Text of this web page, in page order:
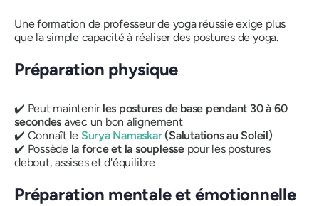
Une formation de professeur de yoga réussie exige plus
que la simple capacité à réaliser des postures de yoga.
Préparation physique
✔️ Peut maintenir les postures de base pendant 30 à 60
secondes avec un bon alignement
✔️ Connaît le Surya Namaskar(Salutations au Soleil)
✔️ Possède la force et la souplessepour les postures
debout, assises et d'équilibre
Préparation mentale et émotionnelle